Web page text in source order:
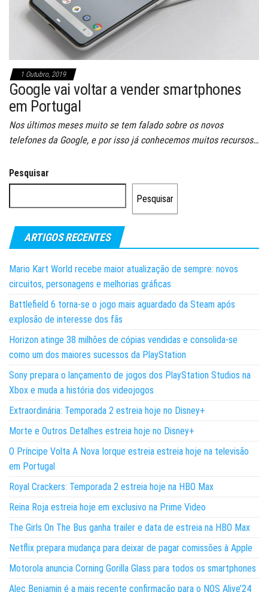
1 Outubro, 2019
Google vai voltar a vender smartphones
em Portugal
Nos últimos meses muito se tem falado sobre os novos
telefones da Google, e por isso já conhecemos muitos recursos…
Pesquisar
Pesquisar
ARTIGOS RECENTES
Mario Kart World recebe maior atualização de sempre: novos
circuitos, personagens e melhorias gráficas
Battlefield 6 torna-se o jogo mais aguardado da Steam após
explosão de interesse dos fãs
Horizon atinge 38 milhões de cópias vendidas e consolida-se
como um dos maiores sucessos da PlayStation
Sony prepara o lançamento de jogos dos PlayStation Studios na
Xbox e muda a história dos videojogos
Extraordinária: Temporada 2 estreia hoje no Disney+
Morte e Outros Detalhes estreia hoje no Disney+
O Príncipe Volta A Nova Iorque estreia estreia hoje na televisão
em Portugal
Royal Crackers: Temporada 2 estreia hoje na HBO Max
Reina Roja estreia hoje em exclusivo na Prime Video
The Girls On The Bus ganha trailer e data de estreia na HBO Max
Netflix prepara mudança para deixar de pagar comissões à Apple
Motorola anuncia Corning Gorilla Glass para todos os smartphones
Alec Benjamin é a mais recente confirmação para o NOS Alive’24